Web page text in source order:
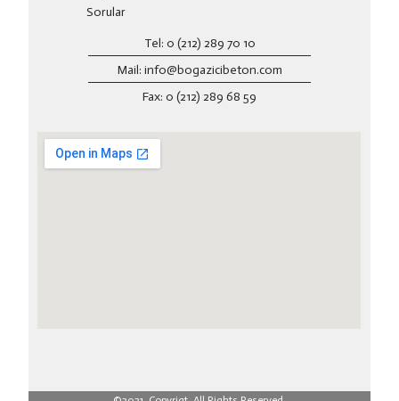
Sorular
Tel: 0 (212) 289 70 10
Mail: info@bogazicibeton.com
Fax: 0 (212) 289 68 59